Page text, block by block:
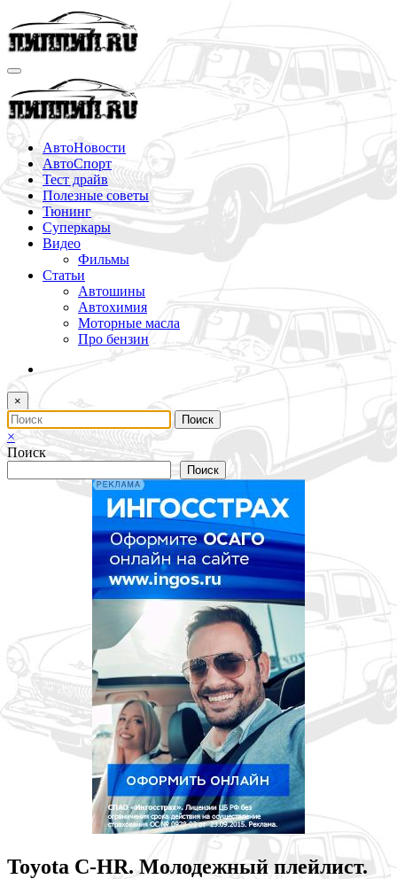
Перейти
к
содержимому
АвтоНовости
АвтоСпорт
Тест драйв
Полезные советы
Тюнинг
Суперкары
Видео
Фильмы
Статьи
Автошины
Автохимия
Моторные масла
Про бензин
×
×
Поиск
Поиск
Toyota C-HR. Молодежный плейлист.